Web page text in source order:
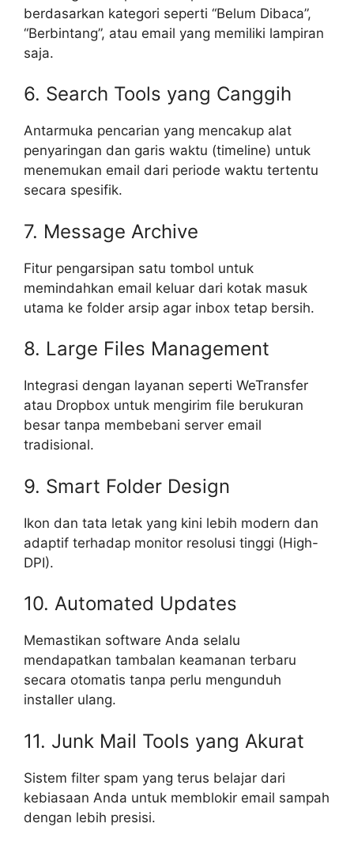
berdasarkan kategori seperti “Belum Dibaca”,
“Berbintang”, atau email yang memiliki lampiran
saja.
6. Search Tools yang Canggih
Antarmuka pencarian yang mencakup alat
penyaringan dan garis waktu (timeline) untuk
menemukan email dari periode waktu tertentu
secara spesifik.
7. Message Archive
Fitur pengarsipan satu tombol untuk
memindahkan email keluar dari kotak masuk
utama ke folder arsip agar inbox tetap bersih.
8. Large Files Management
Integrasi dengan layanan seperti WeTransfer
atau Dropbox untuk mengirim file berukuran
besar tanpa membebani server email
tradisional.
9. Smart Folder Design
Ikon dan tata letak yang kini lebih modern dan
adaptif terhadap monitor resolusi tinggi (High-
DPI).
10. Automated Updates
Memastikan software Anda selalu
mendapatkan tambalan keamanan terbaru
secara otomatis tanpa perlu mengunduh
installer ulang.
11. Junk Mail Tools yang Akurat
Sistem filter spam yang terus belajar dari
kebiasaan Anda untuk memblokir email sampah
dengan lebih presisi.